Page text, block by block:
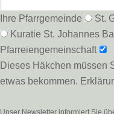
Ihre Pfarrgemeinde St.
Kuratie St. Johannes
Pfarreiengemeinschaft
Dieses Häkchen müssen
etwas bekommen.
Unser Newsletter informiert Sie